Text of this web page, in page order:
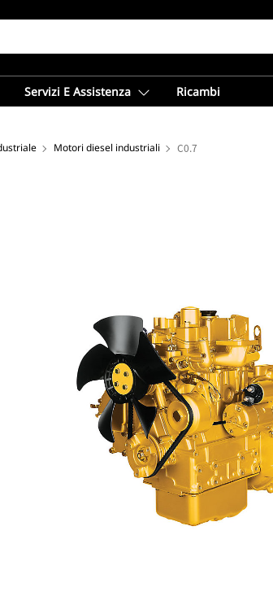
Servizi E Assistenza Ricambi
Motori diesel industriali C0.7